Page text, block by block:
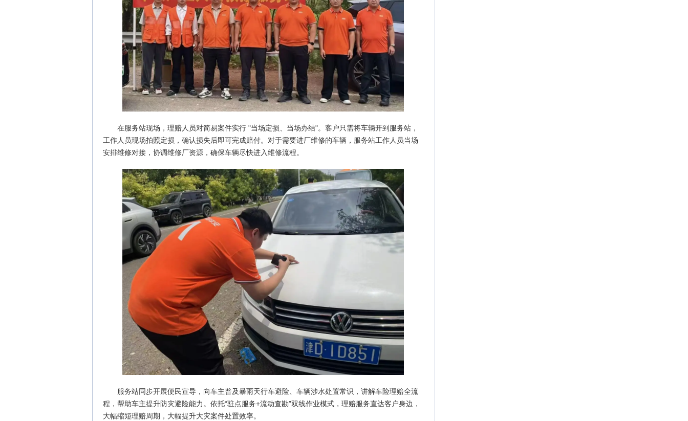
在服务站现场，理赔人员对简易案件实行 "当场定损、当场办结"。客户只需将车辆开到服务站，
工作人员现场拍照定损，确认损失后即可完成赔付。对于需要进厂维修的车辆，服务站工作人员当场
安排维修对接，协调维修厂资源，确保车辆尽快进入维修流程。
服务站同步开展便民宣导，向车主普及暴雨天行车避险、车辆涉水处置常识，讲解车险理赔全流
程，帮助车主提升防灾避险能力。依托“驻点服务+流动查勘”双线作业模式，理赔服务直达客户身边，
大幅缩短理赔周期，大幅提升大灾案件处置效率。